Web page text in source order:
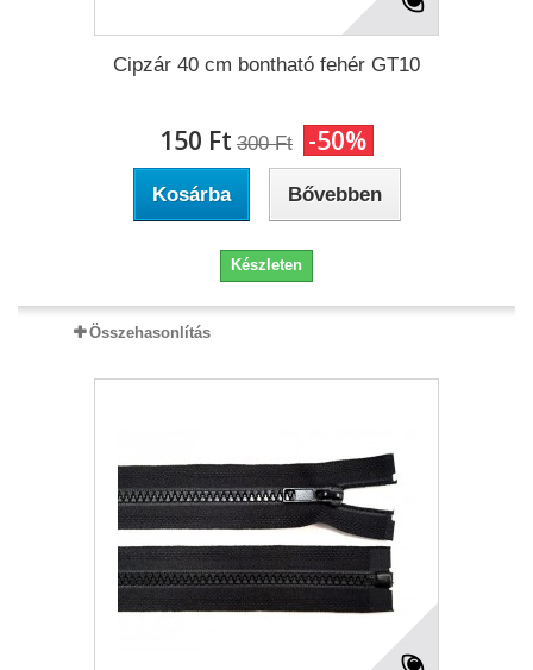
Cipzár 40 cm bontható fehér GT10
150 Ft‎ 300 Ft‎ -50%
Kosárba Bővebben
Készleten
Összehasonlítás